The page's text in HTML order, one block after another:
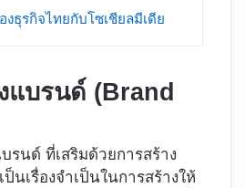
ธุรกิจไทยกับโซเชียลมีเดีย
แบรนด์ (Brand
รนด์ ที่เสริมด้วยการสร้าง
นเรื่องจำเป็นในการสร้างให้